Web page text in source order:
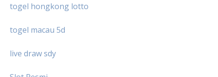
togel hongkong lotto
togel macau 5d
live draw sdy